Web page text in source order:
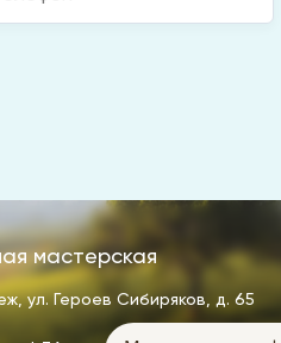
мастерская
ул. Героев Сибиряков, д. 65